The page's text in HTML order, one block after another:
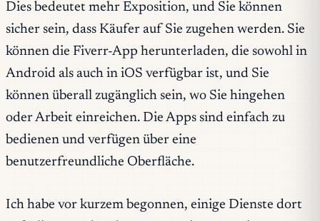
Dies bedeutet mehr Exposition, und Sie können
sicher sein, dass Käufer auf Sie zugehen werden. Sie
können die Fiverr-App herunterladen, die sowohl in
Android als auch in iOS verfügbar ist, und Sie
können überall zugänglich sein, wo Sie hingehen
oder Arbeit einreichen. Die Apps sind einfach zu
bedienen und verfügen über eine
benutzerfreundliche Oberfläche.
Ich habe vor kurzem begonnen, einige Dienste dort